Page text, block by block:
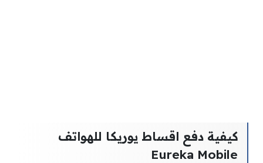
كيفية دفع اقساط يوريكا للهواتف
Eureka Mobile